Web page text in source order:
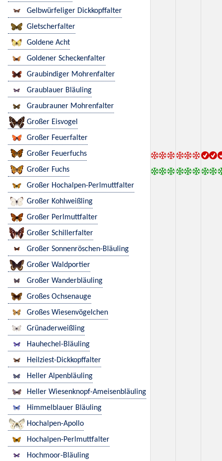
Gelbwürfeliger Dickkopffalter
Gletscherfalter
Goldene Acht
Goldener Scheckenfalter
Graubindiger Mohrenfalter
Graublauer Bläuling
Graubrauner Mohrenfalter
Großer Eisvogel
Großer Feuerfalter
Großer Feuerfuchs
Großer Fuchs
Großer Hochalpen-Perlmuttfalter
Großer Kohlweißling
Großer Perlmuttfalter
Großer Schillerfalter
Großer Sonnenröschen-Bläuling
Großer Waldportier
Großer Wanderbläuling
Großes Ochsenauge
Großes Wiesenvögelchen
Grünaderweißling
Hauhechel-Bläuling
Heilziest-Dickkopffalter
Heller Alpenbläuling
Heller Wiesenknopf-Ameisenbläuling
Himmelblauer Bläuling
Hochalpen-Apollo
Hochalpen-Perlmuttfalter
Hochmoor-Bläuling